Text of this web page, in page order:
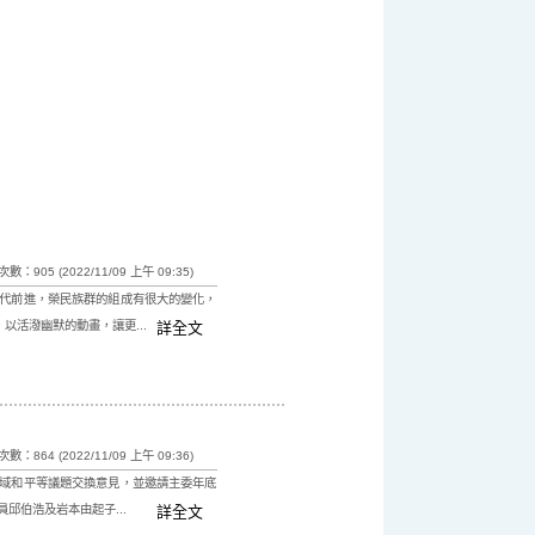
數：905 (2022/11/09 上午 09:35)
進，榮民族群的組成有很大的變化，
活潑幽默的動畫，讓更...
詳全文
數：864 (2022/11/09 上午 09:36)
和平等議題交換意見，並邀請主委年底
伯浩及岩本由起子...
詳全文